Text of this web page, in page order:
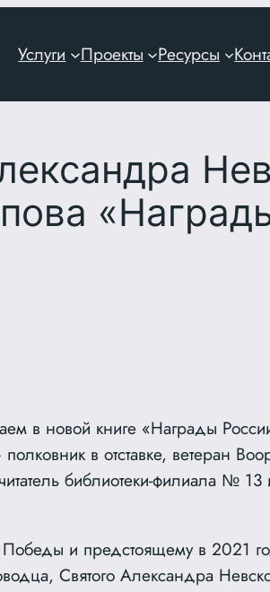
Услуги Проекты Ресурсы
в новой книге «Награды
в отставке, ветеран
библиотеки-филиала №
и предстоящему в 2021
Святого Александра